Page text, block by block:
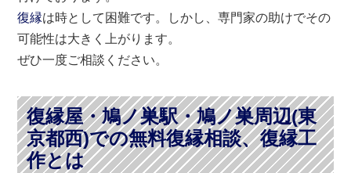
復縁は時として困難です。しかし、専門家の助けでその
可能性は大きく上がります。
ぜひ一度ご相談ください。
復縁屋・鳩ノ巣駅・鳩ノ巣周辺(東
京都西)での無料復縁相談、復縁工
作とは